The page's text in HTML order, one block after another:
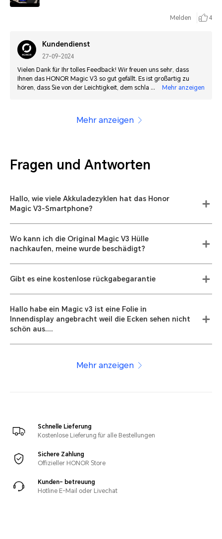
Melden 4
Kundendienst
27-09-2024
Vielen Dank für Ihr tolles Feedback! Wir freuen uns sehr, dass
Ihnen das HONOR Magic V3 so gut gefällt. Es ist großartig zu
hören, dass Sie von der Leichtigkeit, dem schlanken Design und
Mehr anzeigen
Mehr anzeigen
Fragen und Antworten
Hallo, wie viele Akkuladezyklen hat das Honor
Magic V3-Smartphone?
Wo kann ich die Original Magic V3 Hülle
nachkaufen, meine wurde beschädigt?
Gibt es eine kostenlose rückgabegarantie
Hallo habe ein Magic v3 ist eine Folie in
Innendisplay angebracht weil die Ecken sehen nicht
schön aus....
Mehr anzeigen
Schnelle Lieferung
Kostenlose Lieferung für alle Bestellungen
Sichere Zahlung
Offizieller HONOR Store
Kunden- betreuung
Hotline E-Mail oder Livechat